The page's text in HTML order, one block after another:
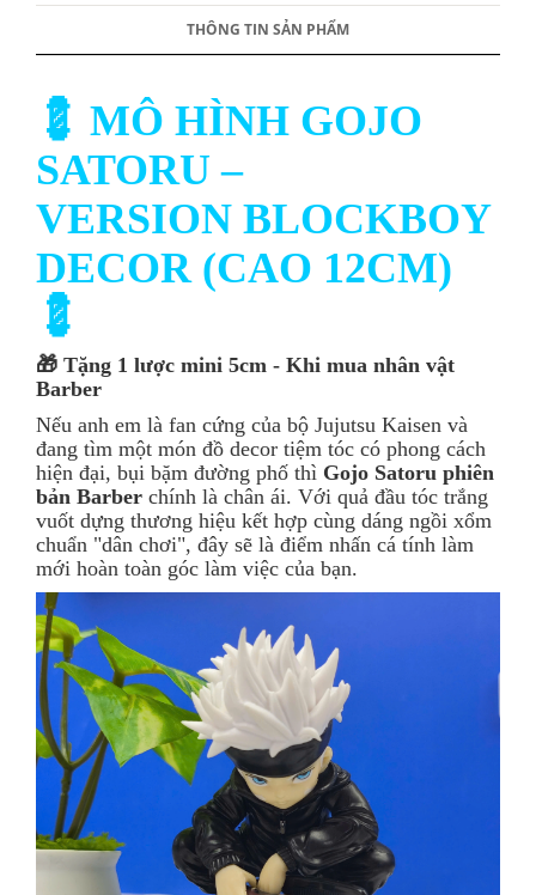
THÔNG TIN SẢN PHẨM
💈 MÔ HÌNH GOJO
SATORU –
VERSION BLOCKBOY
DECOR (CAO 12CM)
💈
🎁 Tặng 1 lược mini 5cm - Khi mua nhân vật
Barber
Nếu anh em là fan cứng của bộ Jujutsu Kaisen và
đang tìm một món đồ decor tiệm tóc có phong cách
hiện đại, bụi bặm đường phố thì Gojo Satoru phiên
bản Barber chính là chân ái. Với quả đầu tóc trắng
vuốt dựng thương hiệu kết hợp cùng dáng ngồi xổm
chuẩn "dân chơi", đây sẽ là điểm nhấn cá tính làm
mới hoàn toàn góc làm việc của bạn.